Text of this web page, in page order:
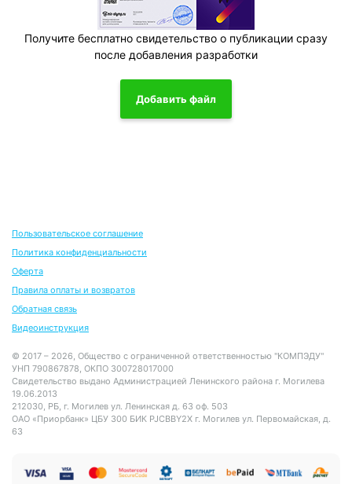
Получите бесплатно свидетельство о публикации сразу
после добавления разработки
Добавить файл
Пользовательское соглашение
Политика конфиденциальности
Оферта
Правила оплаты и возвратов
Обратная связь
Видеоинструкция
© 2017 – 2026, Общество с ограниченной ответственностью "КОМПЭДУ"
УНП 790867878, ОКПО 300728017000
Свидетельство выдано Администрацией Ленинского района г. Могилева
19.06.2013
212030, РБ, г. Могилев ул. Ленинская д. 63 оф. 503
ОАО «Приорбанк» ЦБУ 300 БИК PJCBBY2X г. Могилев ул. Первомайская, д.
63